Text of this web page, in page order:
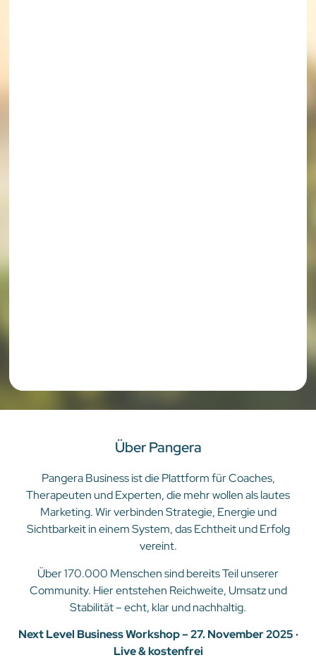
Über Pangera
Pangera Business ist die Plattform für Coaches,
Therapeuten und Experten, die mehr wollen als lautes
Marketing. Wir verbinden Strategie, Energie und
Sichtbarkeit in einem System, das Echtheit und Erfolg
vereint.
Über 170.000 Menschen sind bereits Teil unserer
Community. Hier entstehen Reichweite, Umsatz und
Stabilität – echt, klar und nachhaltig.
Next Level Business Workshop – 27. November 2025 ·
Live & kostenfrei